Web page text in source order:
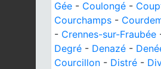
Gée - Coulongé -
Courchamps -
- Crennes-sur-Fraubée
Degré - Denazé -
Courcillon - Distré -